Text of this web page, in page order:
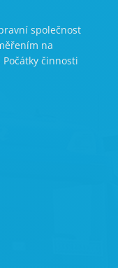
společnost
na
činnosti